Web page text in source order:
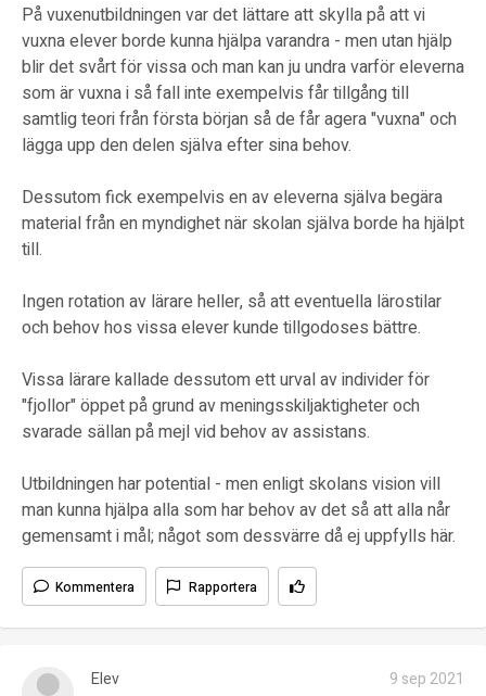
På vuxenutbildningen var det lättare att skylla på att vi
vuxna elever borde kunna hjälpa varandra - men utan hjälp
blir det svårt för vissa och man kan ju undra varför eleverna
som är vuxna i så fall inte exempelvis får tillgång till
samtlig teori från första början så de får agera "vuxna" och
lägga upp den delen själva efter sina behov.
Dessutom fick exempelvis en av eleverna själva begära
material från en myndighet när skolan själva borde ha hjälpt
till.
Ingen rotation av lärare heller, så att eventuella lärostilar
och behov hos vissa elever kunde tillgodoses bättre.
Vissa lärare kallade dessutom ett urval av individer för
"fjollor" öppet på grund av meningsskiljaktigheter och
svarade sällan på mejl vid behov av assistans.
Utbildningen har potential - men enligt skolans vision vill
man kunna hjälpa alla som har behov av det så att alla når
gemensamt i mål; något som dessvärre då ej uppfylls här.
Kommentera Rapportera
Elev
9 sep 2021